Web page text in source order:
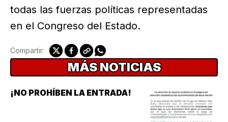
todas las fuerzas políticas representadas
en el Congreso del Estado.
Compartir:
MÁS NOTICIAS
¡NO PROHÍBEN LA ENTRADA!